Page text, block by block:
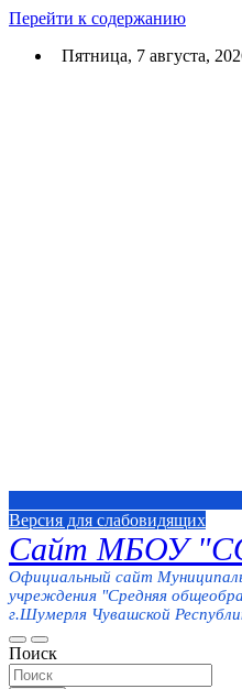
Перейти к содержанию
Пятница, 7 августа,
Версия для слабовидящих
Сайт МБОУ
Официальный сайт
учреждения "Средняя
г.Шумерля Чувашской
Поиск